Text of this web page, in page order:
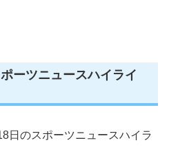
ーツニュースハイライ
日のスポーツニュースハイラ